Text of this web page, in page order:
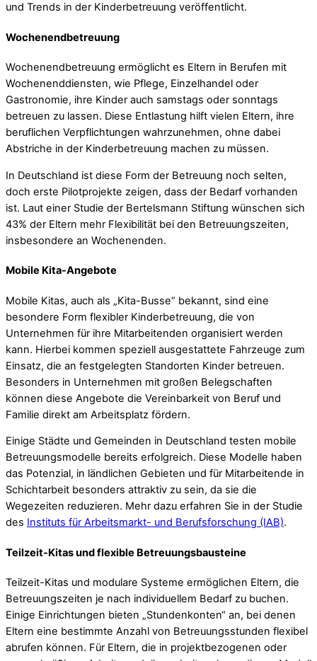
und Trends in der Kinderbetreuung veröffentlicht.
Wochenendbetreuung
Wochenendbetreuung ermöglicht es Eltern in Berufen mit
Wochenenddiensten, wie Pflege, Einzelhandel oder
Gastronomie, ihre Kinder auch samstags oder sonntags
betreuen zu lassen. Diese Entlastung hilft vielen Eltern, ihre
beruflichen Verpflichtungen wahrzunehmen, ohne dabei
Abstriche in der Kinderbetreuung machen zu müssen.
In Deutschland ist diese Form der Betreuung noch selten,
doch erste Pilotprojekte zeigen, dass der Bedarf vorhanden
ist. Laut einer Studie der Bertelsmann Stiftung wünschen sich
43% der Eltern mehr Flexibilität bei den Betreuungszeiten,
insbesondere an Wochenenden.
Mobile Kita-Angebote
Mobile Kitas, auch als „Kita-Busse“ bekannt, sind eine
besondere Form flexibler Kinderbetreuung, die von
Unternehmen für ihre Mitarbeitenden organisiert werden
kann. Hierbei kommen speziell ausgestattete Fahrzeuge zum
Einsatz, die an festgelegten Standorten Kinder betreuen.
Besonders in Unternehmen mit großen Belegschaften
können diese Angebote die Vereinbarkeit von Beruf und
Familie direkt am Arbeitsplatz fördern.
Einige Städte und Gemeinden in Deutschland testen mobile
Betreuungsmodelle bereits erfolgreich. Diese Modelle haben
das Potenzial, in ländlichen Gebieten und für Mitarbeitende in
Schichtarbeit besonders attraktiv zu sein, da sie die
Wegezeiten reduzieren. Mehr dazu erfahren Sie in der Studie
des Instituts für Arbeitsmarkt- und Berufsforschung (IAB).
Teilzeit-Kitas und flexible Betreuungsbausteine
Teilzeit-Kitas und modulare Systeme ermöglichen Eltern, die
Betreuungszeiten je nach individuellem Bedarf zu buchen.
Einige Einrichtungen bieten „Stundenkonten“ an, bei denen
Eltern eine bestimmte Anzahl von Betreuungsstunden flexibel
abrufen können. Für Eltern, die in projektbezogenen oder